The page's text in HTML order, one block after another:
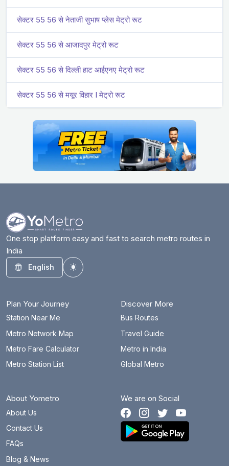
सेक्टर 55 56 से नेताजी सुभाष प्लेस मेट्रो रूट
सेक्टर 55 56 से आजादपुर मेट्रो रूट
सेक्टर 55 56 से दिल्ली हाट आईएनए मेट्रो रूट
सेक्टर 55 56 से मयूर विहार I मेट्रो रूट
One stop platform easy and fast to search metro routes in
India
English
Toggle theme
Plan Your Journey
Station Near Me
Metro Network Map
Metro Fare Calculator
Metro Station List
Discover More
Bus Routes
Travel Guide
Metro in India
Global Metro
About Yometro
About Us
Contact Us
FAQs
Blog & News
We are on Social